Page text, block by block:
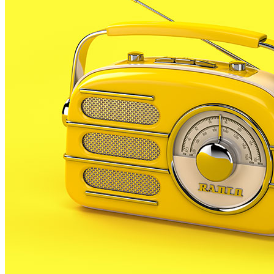
aniversari el passat mes d’abril, no serà fins demà
que es faran els actes de celebració.
En concret s’ha programat un concert múltiple a
partir de les 6 de la tarda. En aquests concert hi
actuaran el Combo de l’escola de música municipal
de PLF, la cantant catalana Lídia Pujol i l’Orquestra
de la bona sort, sota la direcció de Juan Manuel
Lídia Pujol, és ja una veterana dels escenaris catalans
des que es va donar a conèixer amb el duet que
formaven amb Sílvia Comes, a mitjans dels 90. En el
concert estarà acompanyada en algunes cançons per
l’Orquestra de la bona sort, una orquestra creada pel
mestre Pagán amb músics amb malaltia mental, que